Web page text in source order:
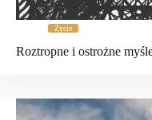
Życie
Roztropne i ostrożne